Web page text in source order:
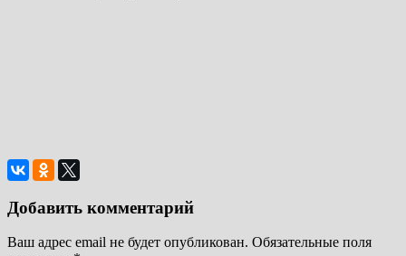
Добавить комментарий
Ваш адрес email не будет опубликован. Обязательные поля